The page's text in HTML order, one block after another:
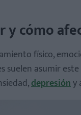
cómo
físico,
suelen asumir
depresióny